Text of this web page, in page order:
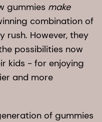
the-most-
food-and-drink/
gummies make
combination of
rush. However, they
possibilities now
kids - for enjoying
and more
of gummies